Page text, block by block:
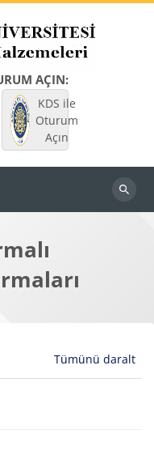
AÇIN:
KDS ile
Oturum
Açın
Dersleri
Tümünü daralt